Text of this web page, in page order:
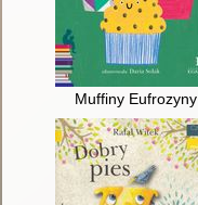
Muffiny Eufrozyny